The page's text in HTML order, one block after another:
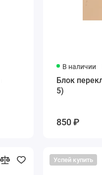
В наличии
Блок
5)
850 ₽
Успей купить